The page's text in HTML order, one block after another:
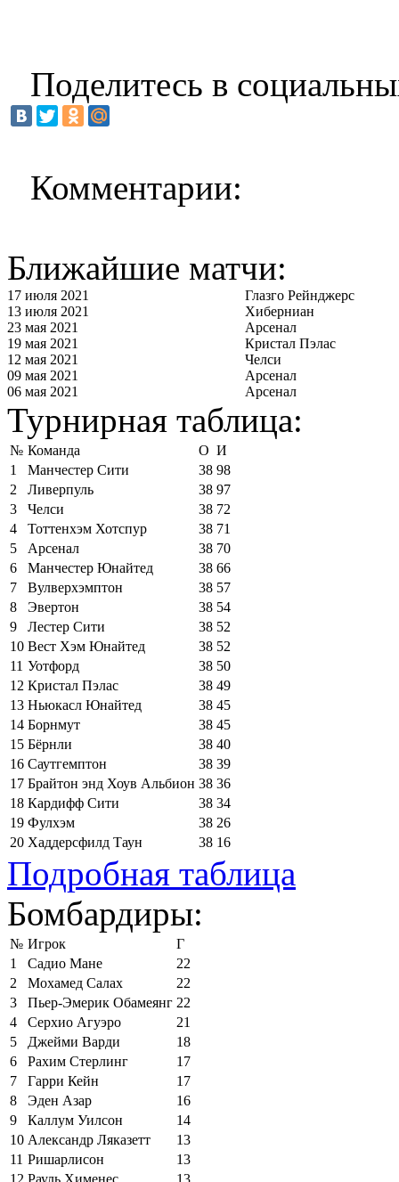
Поделитесь в
Комментарии:
Ближайшие матчи:
17 июля 2021
Глазго Рейнджерс
13 июля 2021
Хиберниан
23 мая 2021
Арсенал
19 мая 2021
Кристал Пэлас
12 мая 2021
Челси
09 мая 2021
Арсенал
06 мая 2021
Арсенал
Турнирная таблица:
№ Команда О И
1
Манчестер Сити 38 98
2
Ливерпуль 38 97
3
Челси 38 72
4
Тоттенхэм Хотспур 38 71
5
Арсенал 38 70
6
Манчестер Юнайтед 38 66
7
Вулверхэмптон 38 57
8
Эвертон 38 54
9
Лестер Сити 38 52
10 Вест Хэм Юнайтед 38 52
11 Уотфорд 38 50
12 Кристал Пэлас 38 49
13 Ньюкасл Юнайтед 38 45
14 Борнмут 38 45
15 Бёрнли 38 40
16 Саутгемптон 38 39
17 Брайтон энд Хоув Альбион 38 36
18 Кардифф Сити 38 34
19 Фулхэм 38 26
20 Хаддерсфилд Таун 38 16
Подробная таблица
Бомбардиры:
№ Игрок
Г
1
Садио Мане
22
2
Мохамед Салах
22
3
Пьер-Эмерик Обамеянг 22
4
Серхио Агуэро
21
5
Джейми Варди
18
6
Рахим Стерлинг
17
7
Гарри Кейн
17
8
Эден Азар
16
9
Каллум Уилсон
14
10 Александр Ляказетт
13
11 Ришарлисон
13
12 Рауль Хименес
13